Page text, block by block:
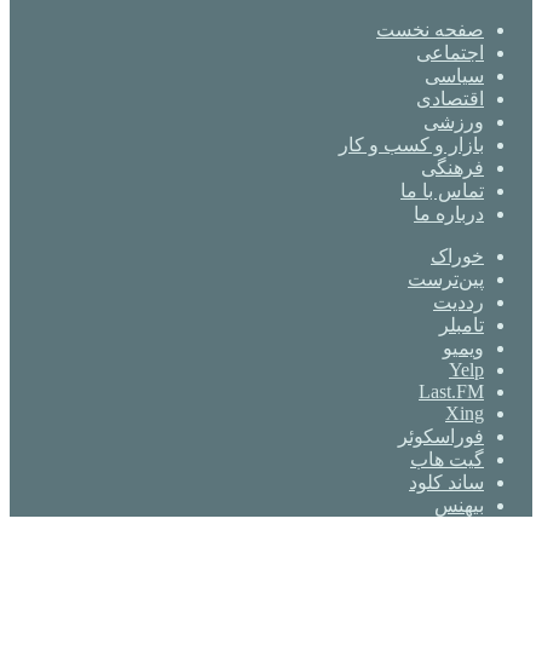
صفحه نخست
اجتماعی
سیاسی
اقتصادی
ورزشی
بازار و کسب و کار
فرهنگی
تماس با ما
درباره ما
خوراک
‫پین‌ترست
‫رددیت
‫تامبلر
ویمیو
Yelp
Last.FM
Xing
فوراسکوئر
گیت ‌هاب
ساند کلود
بیهنس